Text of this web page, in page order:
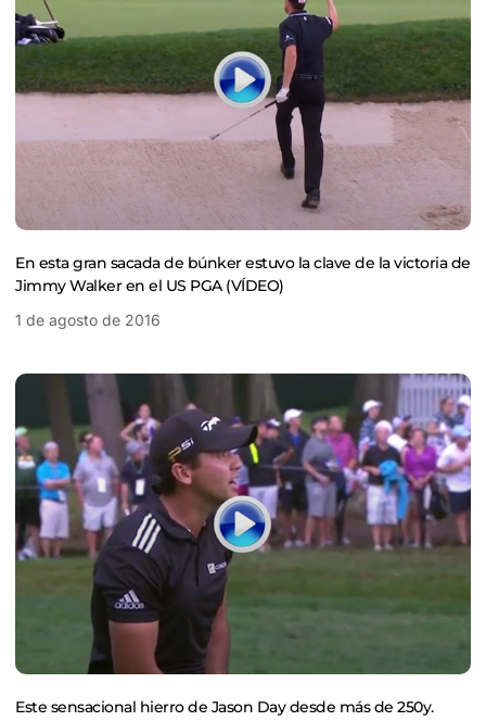
En esta gran sacada de búnker estuvo la clave de la victoria de
Jimmy Walker en el US PGA (VÍDEO)
1 de agosto de 2016
Este sensacional hierro de Jason Day desde más de 250y.